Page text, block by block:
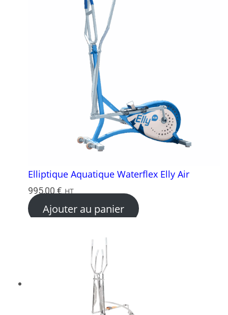
Elliptique Aquatique Waterflex Elly Air
995,00 € HT
Ajouter au panier